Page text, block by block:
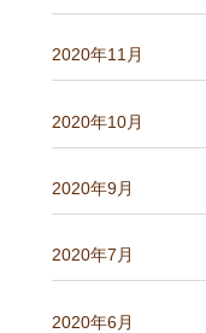
2020年11月
2020年10月
2020年9月
2020年7月
2020年6月